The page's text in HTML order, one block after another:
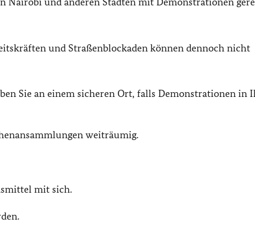
und Straßenblockaden können dennoch nicht
Sie an einem sicheren Ort, falls Demonstrationen in
weiträumig.
mit sich.